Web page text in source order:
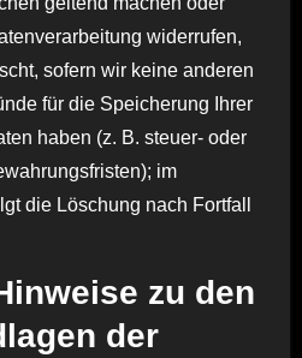
widerrufen,
sofern wir keine anderen
für die Speicherung Ihrer
haben (z. B. steuer- oder
im
die Löschung nach Fortfall
zu den
der